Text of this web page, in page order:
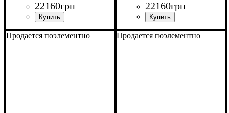
22160грн 22160грн
Продается поэлементно Продается поэлементно